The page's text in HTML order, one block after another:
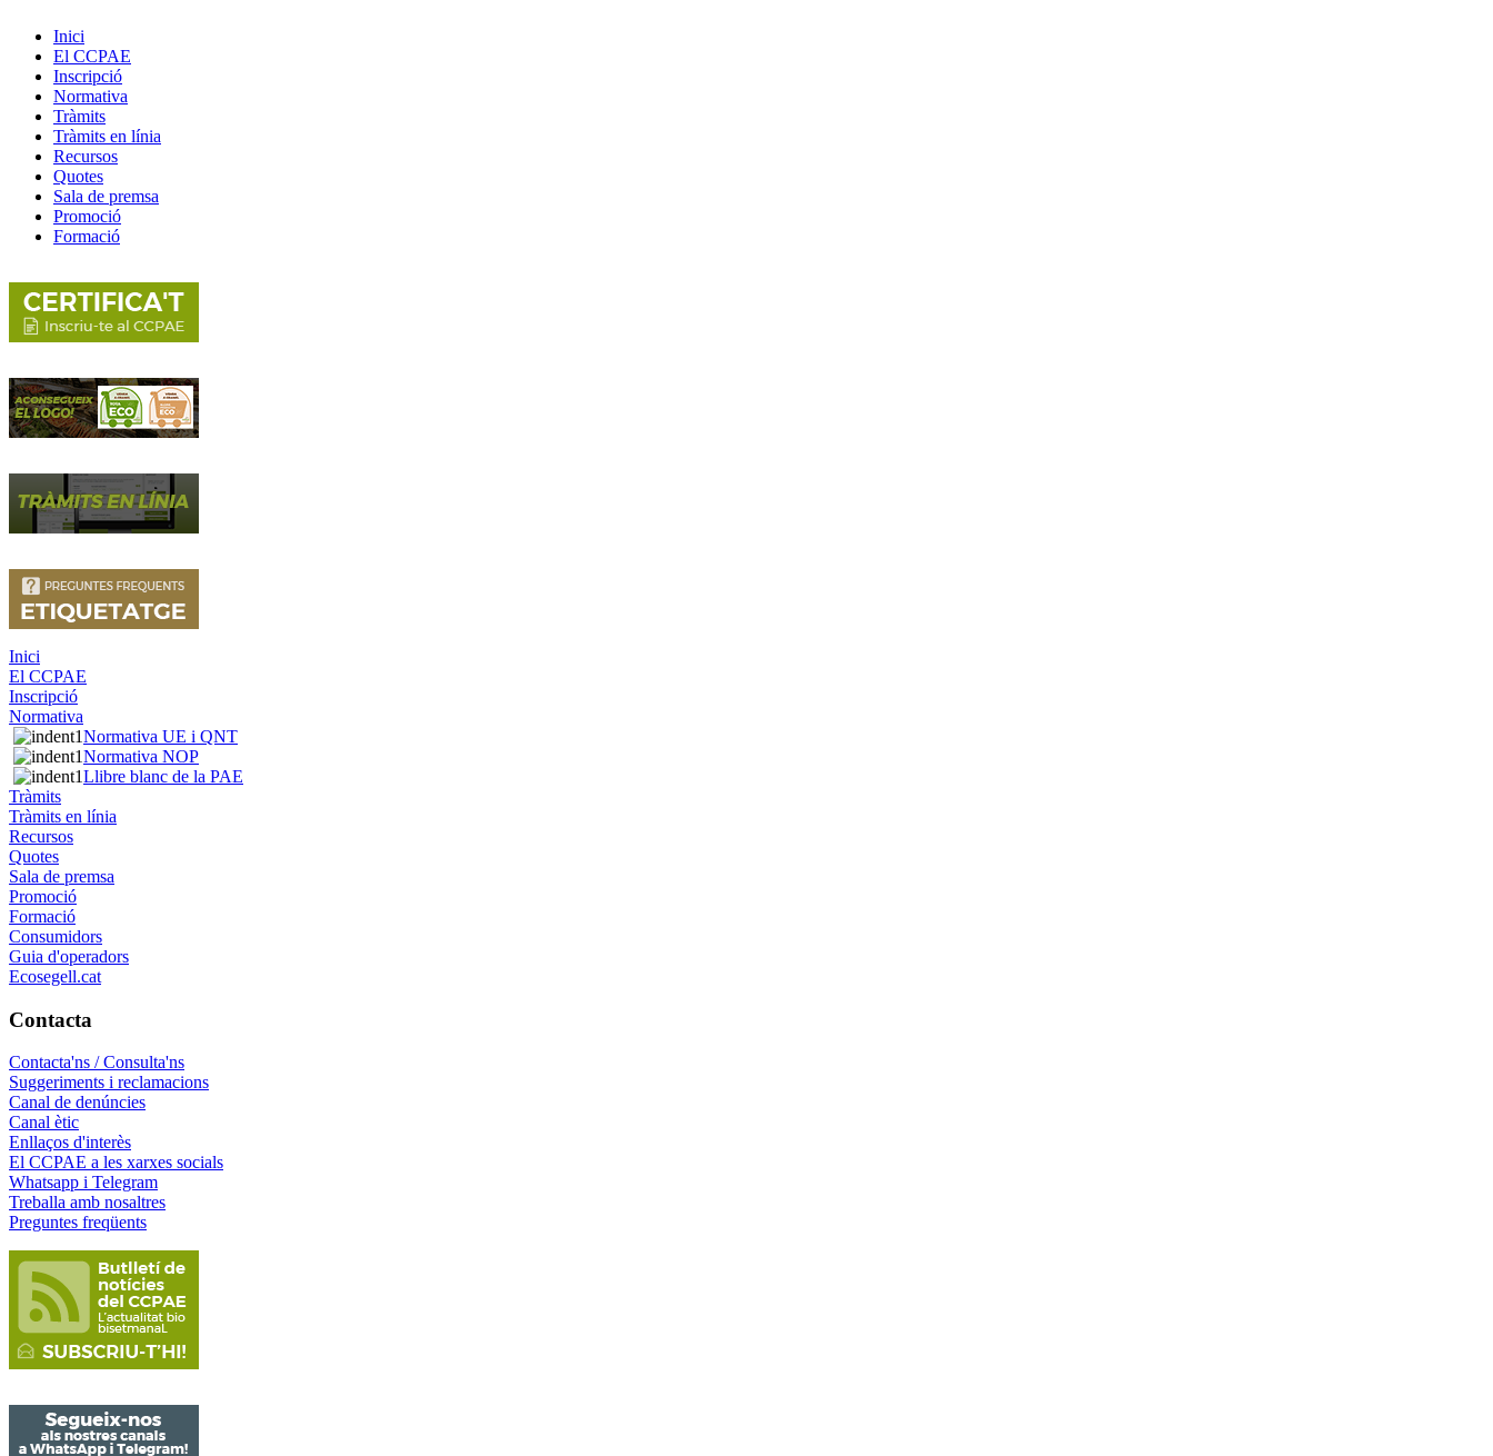
Inici
El CCPAE
Inscripció
Normativa
Tràmits
Tràmits en línia
Recursos
Quotes
Sala de premsa
Promoció
Formació
Inici
El CCPAE
Inscripció
Normativa
Normativa UE i QNT
Normativa NOP
Llibre blanc de la PAE
Tràmits
Tràmits en línia
Recursos
Quotes
Sala de premsa
Promoció
Formació
Consumidors
Guia d'operadors
Ecosegell.cat
Contacta
Contacta'ns / Consulta'ns
Suggeriments i reclamacions
Canal de denúncies
Canal ètic
Enllaços d'interès
El CCPAE a les xarxes socials
Whatsapp i Telegram
Treballa amb nosaltres
Preguntes freqüents